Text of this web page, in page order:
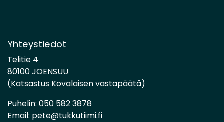
Yhteystiedot
Telitie 4
80100 JOENSUU
(Katsastus Kovalaisen vastapäätä)
Puhelin: 050 582 3878
Email: pete@tukkutiimi.fi